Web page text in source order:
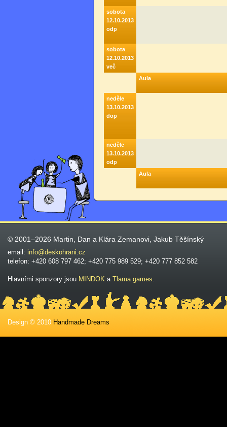
sobota
12.10.2013
odp
sobota
12.10.2013
več
Aula
neděle
13.10.2013
dop
neděle
13.10.2013
odp
Aula
© 2001–2026 Martin, Dan a Klára Zemanovi, Jakub Těšínský
email: info@deskohrani.cz
telefon: +420 608 797 462; +420 775 989 529; +420 777 852 582
Hlavními sponzory jsou MINDOK a Tlama games.
Design © 2010 Handmade Dreams